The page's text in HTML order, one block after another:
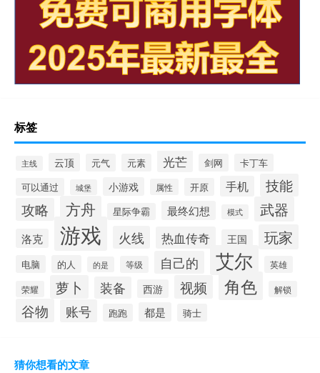
标签
主线 云顶 元气 元素 光芒 剑网
卡丁车
可以通过
城堡 小游戏 属性 开原 手机
技能
攻略
方舟 星际争霸 最终幻想 模式 武器
洛克 游戏 火线 热血传奇 王国 玩家
电脑 的人 的是 等级 自己的 艾尔 英雄
荣耀 萝卜 装备 西游 视频 角色 解锁
谷物 账号 跑跑 都是 骑士
猜你想看的文章